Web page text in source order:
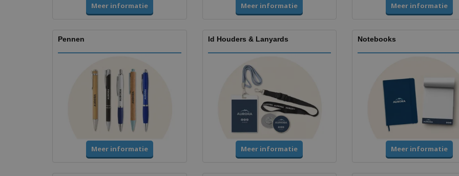
Meer informatie Meer informatie Meer informatie
Pennen
Meer informatie
Id Houders & Lanyards
Meer informatie
Notebooks
Meer informatie